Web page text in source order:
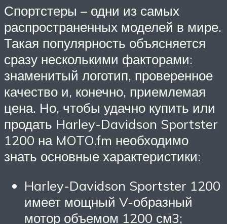
Спортстеры – одни из самых
распространенных моделей в мире.
Такая популярность объясняется
сразу несколькими факторами:
знаменитый логотип, проверенное
качество и, конечно, приемлемая
цена. Но, чтобы удачно купить или
продать Harley-Davidson Sportster
1200 на MOTO.fm необходимо
знать основные характеристики:
Harley-Davidson Sportster 1200
имеет мощный V-образный
мотор объемом 1200 см3;